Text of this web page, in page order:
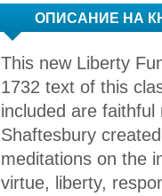
ОПИСАНИЕ НА
This new Liberty
1732 text of this
included are
Shaftesbury
meditations on the
virtue, liberty,